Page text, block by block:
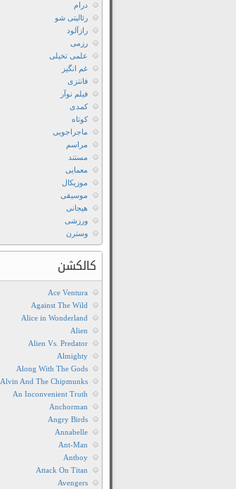
درام
رئالیتی شو
رازآلود
رزمی
علمی تخیلی
غم انگیز
فانتزی
فیلم نوآر
کمدی
کوتاه
ماجراجویی
مراسم
مستند
معمایی
موزیکال
موسیقی
هیجانی
ورزشی
وسترن
کالکشن
Ace Ventura
Against The Wild
Alice in Wonderland
Alien
Alien Vs. Predator
Almighty
Along With The Gods
Alvin And The Chipmunks
An Inconvenient Truth
Anchorman
Angry Birds
Annabelle
Ant-Man
Antboy
Attack On Titan
Avengers